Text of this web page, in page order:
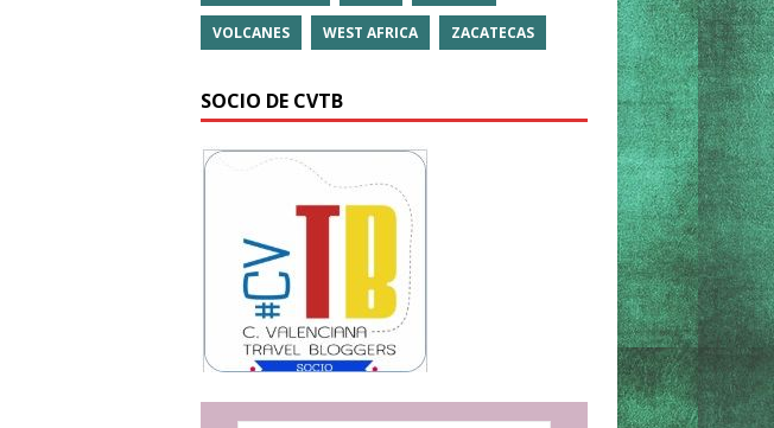
VOLCANES WEST AFRICA ZACATECAS
SOCIO DE CVTB